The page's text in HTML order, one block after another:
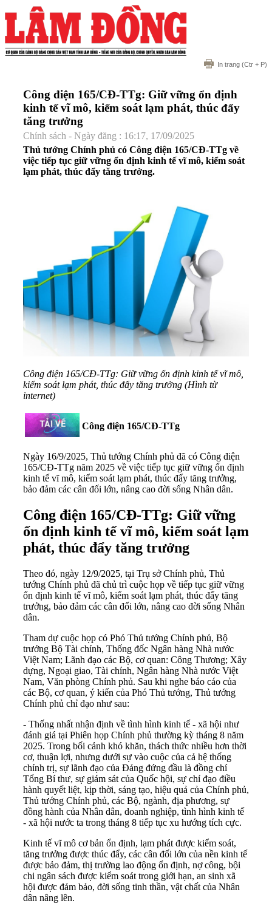
In trang (Ctr + P)
Công điện 165/CĐ-TTg: Giữ vững ổn định
kinh tế vĩ mô, kiểm soát lạm phát, thúc đẩy
tăng trưởng
Chính sách - Ngày đăng : 16:17, 17/09/2025
Thủ tướng Chính phủ có Công điện 165/CĐ-TTg về
việc tiếp tục giữ vững ổn định kinh tế vĩ mô, kiểm soát
lạm phát, thúc đẩy tăng trưởng.
Công điện 165/CĐ-TTg: Giữ vững ổn định kinh tế vĩ mô,
kiểm soát lạm phát, thúc đẩy tăng trưởng (Hình từ
internet)
Công điện 165/CĐ-TTg
Ngày 16/9/2025, Thủ tướng Chính phủ đã có Công điện
165/CĐ-TTg năm 2025 về việc tiếp tục giữ vững ổn định
kinh tế vĩ mô, kiểm soát lạm phát, thúc đẩy tăng trưởng,
bảo đảm các cân đối lớn, nâng cao đời sống Nhân dân.
Công điện 165/CĐ-TTg: Giữ vững
ổn định kinh tế vĩ mô, kiểm soát lạm
phát, thúc đẩy tăng trưởng
Theo đó, ngày 12/9/2025, tại Trụ sở Chính phủ, Thủ
tướng Chính phủ đã chủ trì cuộc họp về tiếp tục giữ vững
ổn định kinh tế vĩ mô, kiểm soát lạm phát, thúc đẩy tăng
trưởng, bảo đảm các cân đối lớn, nâng cao đời sống Nhân
dân.
Tham dự cuộc họp có Phó Thủ tướng Chính phủ, Bộ
trưởng Bộ Tài chính, Thống đốc Ngân hàng Nhà nước
Việt Nam; Lãnh đạo các Bộ, cơ quan: Công Thương; Xây
dựng, Ngoại giao, Tài chính, Ngân hàng Nhà nước Việt
Nam, Văn phòng Chính phủ. Sau khi nghe báo cáo của
các Bộ, cơ quan, ý kiến của Phó Thủ tướng, Thủ tướng
Chính phủ chỉ đạo như sau:
- Thống nhất nhận định về tình hình kinh tế - xã hội như
đánh giá tại Phiên họp Chính phủ thường kỳ tháng 8 năm
2025. Trong bối cảnh khó khăn, thách thức nhiều hơn thời
cơ, thuận lợi, nhưng dưới sự vào cuộc của cả hệ thống
chính trị, sự lãnh đạo của Đảng đứng đầu là đồng chí
Tổng Bí thư, sự giám sát của Quốc hội, sự chỉ đạo điều
hành quyết liệt, kịp thời, sáng tạo, hiệu quả của Chính phủ,
Thủ tướng Chính phủ, các Bộ, ngành, địa phương, sự
đồng hành của Nhân dân, doanh nghiệp, tình hình kinh tế
- xã hội nước ta trong tháng 8 tiếp tục xu hướng tích cực.
Kinh tế vĩ mô cơ bản ổn định, lạm phát được kiểm soát,
tăng trưởng được thúc đẩy, các cân đối lớn của nền kinh tế
được bảo đảm, thị trường lao động ổn định, nợ công, bội
chi ngân sách được kiểm soát trong giới hạn, an sinh xã
hội được đảm bảo, đời sống tinh thần, vật chất của Nhân
dân nâng lên.